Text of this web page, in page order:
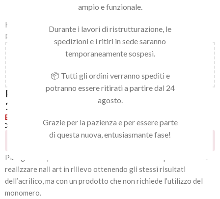
ampio e funzionale.
Durante i lavori di ristrutturazione, le
spedizioni e i ritiri in sede saranno
temporaneamente sospesi.
📦 Tutti gli ordini verranno spediti e
potranno essere ritirati a partire dal 24
agosto.
Grazie per la pazienza e per essere parte
di questa nuova, entusiasmante fase!
Home LINEA NAILS / NAIL ART E ACCESSORI NAIL ART GEL
PLASTIGEL 5ML
150,00€al carrello e ottieni la spedizione
PLASTIGEL 03
10,32
Esaurito
Confronta
Aggiungi alla lista dei desideri
Persone che guardano questo prodotto ora!
Platigel è un prodotto dalla nuova formula che ti permetterà di
realizzare nail art in rilievo ottenendo gli stessi risultati
dell’acrilico, ma con un prodotto che non richiede l’utilizzo del
monomero.